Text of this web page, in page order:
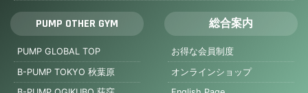
PUMP OTHER GYM
PUMP GLOBAL TOP
B-PUMP TOKYO 秋葉原
総合案内
お得な会員制度
オンラインショップ